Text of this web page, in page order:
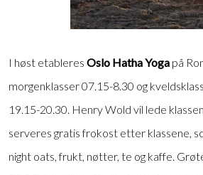
I høst etableres Oslo Hatha Yoga på
morgenklasser 07.15-8.30 og
19.15-20.30. Henry Wold vil lede
serveres gratis frokost etter klassene,
night oats, frukt, nøtter, te og kaffe.